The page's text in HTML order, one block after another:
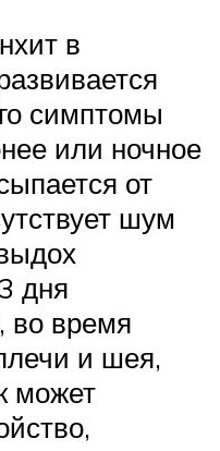
в
симптомы
или ночное
от
шум
дня
во время
и шея,
может